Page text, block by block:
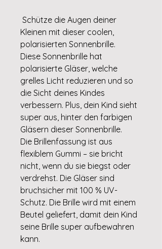
Schütze die Augen deiner
Kleinen mit dieser coolen,
polarisierten Sonnenbrille.
Diese Sonnenbrille hat
polarisierte Gläser, welche
grelles Licht reduzieren und so
die Sicht deines Kindes
verbessern. Plus, dein Kind sieht
super aus, hinter den farbigen
Gläsern dieser Sonnenbrille.
Die Brillenfassung ist aus
flexiblem Gummi – sie bricht
nicht, wenn du sie biegst oder
verdrehst. Die Gläser sind
bruchsicher mit 100 % UV-
Schutz. Die Brille wird mit einem
Beutel geliefert, damit dein Kind
seine Brille super aufbewahren
kann.